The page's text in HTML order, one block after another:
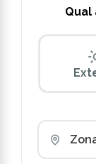
Qual